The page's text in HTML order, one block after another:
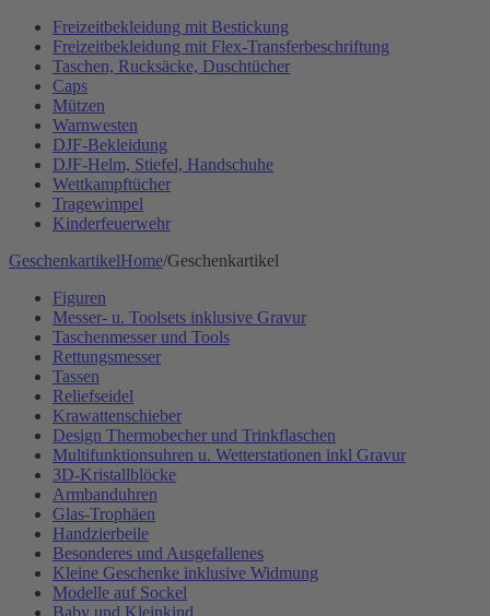
Freizeitbekleidung mit Bestickung
Freizeitbekleidung mit Flex-Transferbeschriftung
Taschen, Rucksäcke, Duschtücher
Caps
Mützen
Warnwesten
DJF-Bekleidung
DJF-Helm, Stiefel, Handschuhe
Wettkampftücher
Tragewimpel
Kinderfeuerwehr
GeschenkartikelHome/Geschenkartikel
Figuren
Messer- u. Toolsets inklusive Gravur
Taschenmesser und Tools
Rettungsmesser
Tassen
Reliefseidel
Krawattenschieber
Design Thermobecher und Trinkflaschen
Multifunktionsuhren u. Wetterstationen inkl Gravur
3D-Kristallblöcke
Armbanduhren
Glas-Trophäen
Handzierbeile
Besonderes und Ausgefallenes
Kleine Geschenke inklusive Widmung
Modelle auf Sockel
Baby und Kleinkind